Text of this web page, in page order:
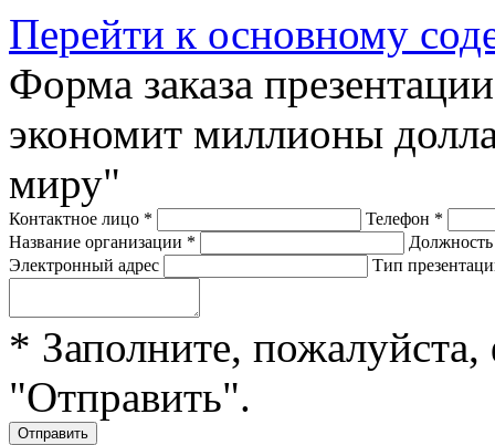
Перейти к основному
Форма заказа
экономит миллионы
миру"
Контактное лицо * Телефон *
Название организации *
Электронный адрес
Тип
* Заполните,
"Отправить".